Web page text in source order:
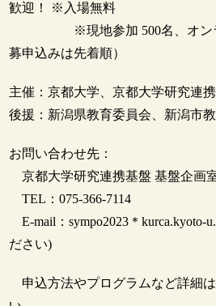
歓迎！ ※入場無料
※現地参加 500名、オンラ
募申込みは先着順）
主催：京都大学、京都大学研究連
後援：新潟県教育委員会、新潟市
お問い合わせ先：
京都大学研究連携基盤 基盤企画
TEL：075-366-7114
E-mail：sympo2023＊kurca.kyoto-
ださい)
申込方法やプログラムなど詳細は